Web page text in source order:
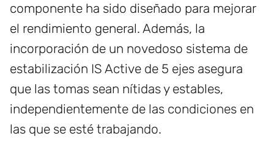
componente ha sido diseñado para mejorar
el rendimiento general. Además, la
incorporación de un novedoso sistema de
estabilización IS Active de 5 ejes asegura
que las tomas sean nítidas y estables,
independientemente de las condiciones en
las que se esté trabajando.